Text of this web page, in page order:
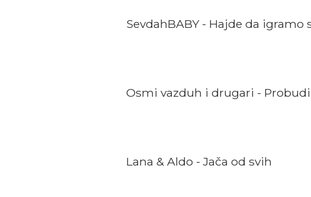
SevdahBABY - Hajde da igramo
Osmi vazduh i drugari - Probudi
Lana & Aldo - Jača od svih